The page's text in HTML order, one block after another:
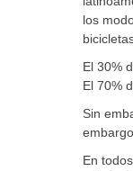
los
El 30%
El 70%
Sin
En